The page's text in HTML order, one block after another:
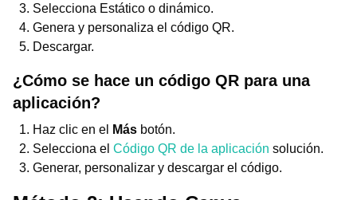
Selecciona Estático o dinámico.
Genera y personaliza el código QR.
Descargar.
¿Cómo se hace un código QR para una
aplicación?
Haz clic en el Más botón.
Selecciona el Código QR de la aplicación solución.
Generar, personalizar y descargar el código.